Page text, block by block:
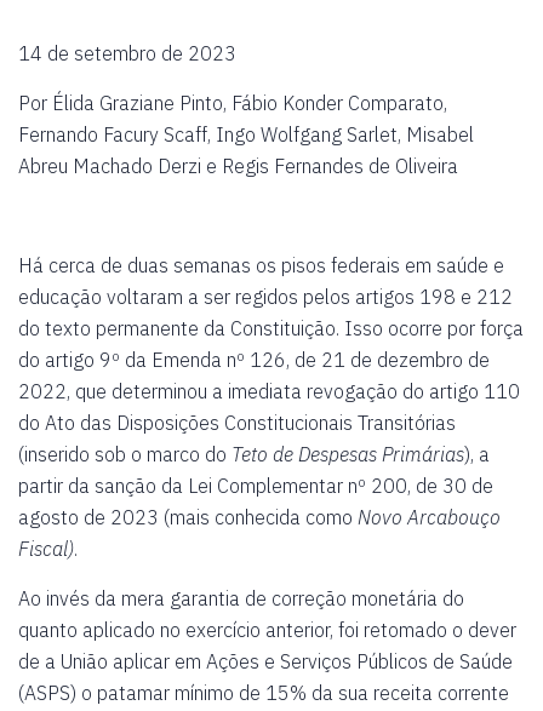
14 de setembro de 2023
Por Élida Graziane Pinto, Fábio Konder Comparato,
Fernando Facury Scaff, Ingo Wolfgang Sarlet, Misabel
Abreu Machado Derzi e Regis Fernandes de Oliveira
Há cerca de duas semanas os pisos federais em saúde e
educação voltaram a ser regidos pelos artigos 198 e 212
do texto permanente da Constituição. Isso ocorre por força
do artigo 9º da Emenda nº 126, de 21 de dezembro de
2022, que determinou a imediata revogação do artigo 110
do Ato das Disposições Constitucionais Transitórias
(inserido sob o marco do Teto de Despesas Primárias), a
partir da sanção da Lei Complementar nº 200, de 30 de
agosto de 2023 (mais conhecida como Novo Arcabouço
Fiscal).
Ao invés da mera garantia de correção monetária do
quanto aplicado no exercício anterior, foi retomado o dever
de a União aplicar em Ações e Serviços Públicos de Saúde
(ASPS) o patamar mínimo de 15% da sua receita corrente